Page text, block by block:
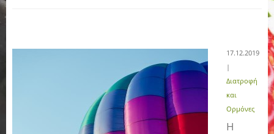
17.12.2019
|
Διατροφή
και
Ορμόνες
Η